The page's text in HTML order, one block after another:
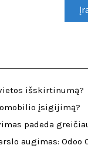
išskirtinumą?
įsigijimą?
padeda
augimas: